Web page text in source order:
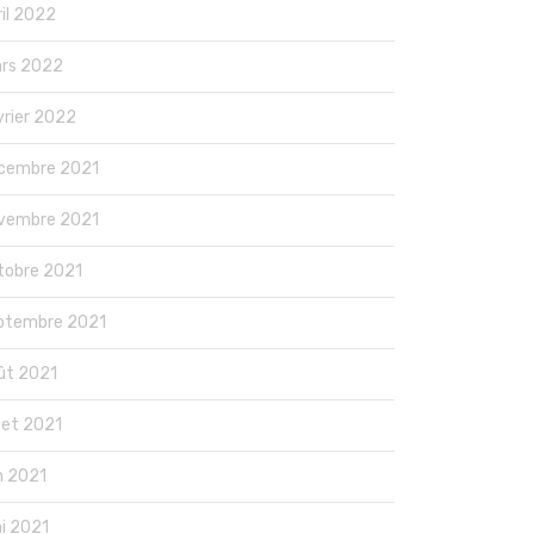
2022
2022
2022
2021
2021
2021
2021
2021
2021
2021
2021